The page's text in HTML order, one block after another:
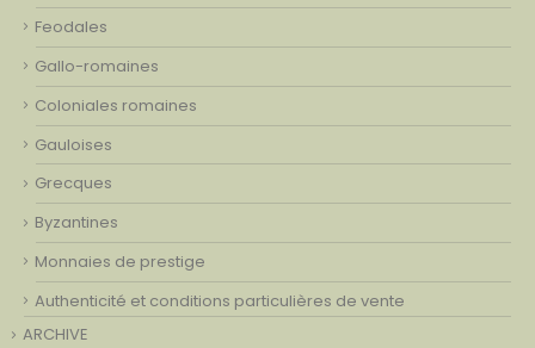
Feodales
Gallo-romaines
Coloniales romaines
Gauloises
Grecques
Byzantines
Monnaies de prestige
Authenticité et conditions particulières de vente
ARCHIVE